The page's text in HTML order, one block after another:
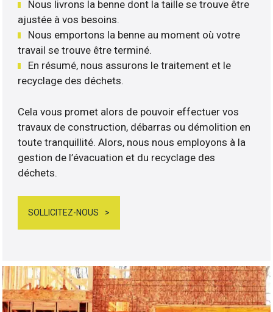
Nous livrons la benne dont la taille se trouve être
ajustée à vos besoins.
Nous emportons la benne au moment où votre
travail se trouve être terminé.
En résumé, nous assurons le traitement et le
recyclage des déchets.
Cela vous promet alors de pouvoir effectuer vos
travaux de construction, débarras ou démolition en
toute tranquillité. Alors, nous nous employons à la
gestion de l’évacuation et du recyclage des
déchets.
SOLLICITEZ-NOUS